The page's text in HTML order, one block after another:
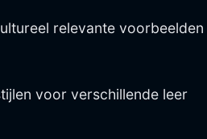
relevante voorbeelden
voor verschillende leer